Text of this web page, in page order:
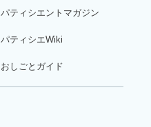
パティシエントマガジン
パティシエWiki
おしごとガイド